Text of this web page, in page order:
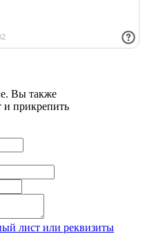
Вы также
и прикрепить
лист или реквизиты